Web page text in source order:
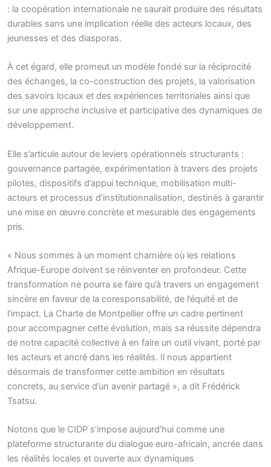
: la coopération internationale ne saurait produire des résultats
durables sans une implication réelle des acteurs locaux, des
jeunesses et des diasporas.
À cet égard, elle promeut un modèle fondé sur la réciprocité
des échanges, la co-construction des projets, la valorisation
des savoirs locaux et des expériences territoriales ainsi que
sur une approche inclusive et participative des dynamiques de
développement.
Elle s’articule autour de leviers opérationnels structurants :
gouvernance partagée, expérimentation à travers des projets
pilotes, dispositifs d’appui technique, mobilisation multi-
acteurs et processus d’institutionnalisation, destinés à garantir
une mise en œuvre concrète et mesurable des engagements
pris.
« Nous sommes à un moment charnière où les relations
Afrique-Europe doivent se réinventer en profondeur. Cette
transformation ne pourra se faire qu’à travers un engagement
sincère en faveur de la coresponsabilité, de l’équité et de
l’impact. La Charte de Montpellier offre un cadre pertinent
pour accompagner cette évolution, mais sa réussite dépendra
de notre capacité collective à en faire un outil vivant, porté par
les acteurs et ancré dans les réalités. Il nous appartient
désormais de transformer cette ambition en résultats
concrets, au service d’un avenir partagé », a dit Frédérick
Tsatsu.
Notons que le CIDP s’impose aujourd’hui comme une
plateforme structurante du dialogue euro-africain, ancrée dans
les réalités locales et ouverte aux dynamiques